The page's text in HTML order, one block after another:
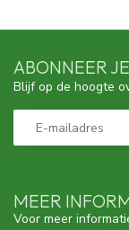
MEER
Voor meer
ABONNEER
Blijf op de hoogte